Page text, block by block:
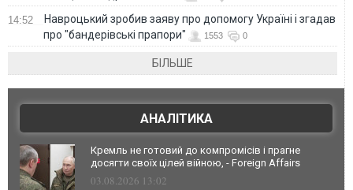
14:52
Навроцький зробив заяву про допомогу Україні і згадав
про "бандерівські прапори"
1553 0
БІЛЬШЕ
АНАЛІТИКА
Кремль не готовий до компромісів і прагне
досягти своїх цілей війною, - Foreign Affairs
03.08.2026 13:02